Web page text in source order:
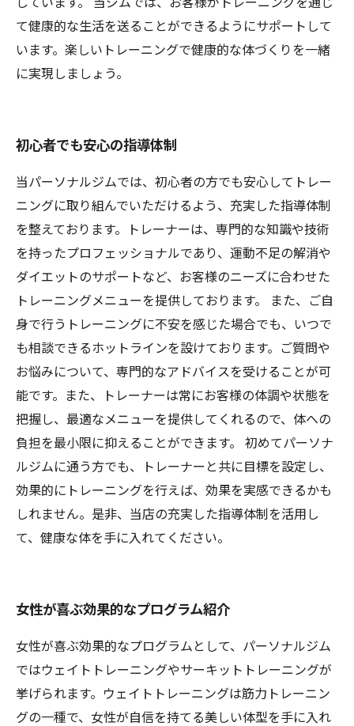
て健康的な生活を送ることができるようにサポートして
います。楽しいトレーニングで健康的な体づくりを一緒
に実現しましょう。
初心者でも安心の指導体制
当パーソナルジムでは、初心者の方でも安心してトレー
ニングに取り組んでいただけるよう、充実した指導体制
を整えております。トレーナーは、専門的な知識や技術
を持ったプロフェッショナルであり、運動不足の解消や
ダイエットのサポートなど、お客様のニーズに合わせた
トレーニングメニューを提供しております。 また、ご自
身で行うトレーニングに不安を感じた場合でも、いつで
も相談できるホットラインを設けております。ご質問や
お悩みについて、専門的なアドバイスを受けることが可
能です。また、トレーナーは常にお客様の体調や状態を
把握し、最適なメニューを提供してくれるので、体への
負担を最小限に抑えることができます。 初めてパーソナ
ルジムに通う方でも、トレーナーと共に目標を設定し、
効果的にトレーニングを行えば、効果を実感できるかも
しれません。是非、当店の充実した指導体制を活用し
て、健康な体を手に入れてください。
女性が喜ぶ効果的なプログラム紹介
女性が喜ぶ効果的なプログラムとして、パーソナルジム
ではウェイトトレーニングやサーキットトレーニングが
挙げられます。ウェイトトレーニングは筋力トレーニン
グの一種で、女性が自信を持てる美しい体型を手に入れ